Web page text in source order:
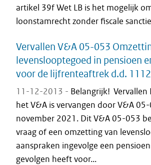
artikel 39f Wet LB is het mogelijk
loonstamrecht zonder fiscale
Vervallen V&A 05-053
levenslooptegoed in pensioen
voor de lijfrenteaftrek d.d.
11-12-2013 - Belangrijk! Vervallen
het V&A is vervangen door V&A
november 2021. Dit V&A 05-053
vraag of een omzetting van
aanspraken ingevolge een
gevolgen heeft voor...